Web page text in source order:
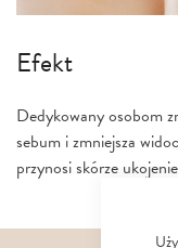
Efekt
Dedykowany osobom
sebum i zmniejsza
przynosi skórze